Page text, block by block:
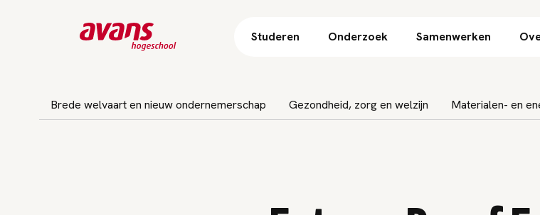
Direct naar inhoud
Studeren Onderzoek Samenwerken
Brede welvaart en nieuw ondernemerschap
Gezondheid, zorg en welzijn Materialen- en